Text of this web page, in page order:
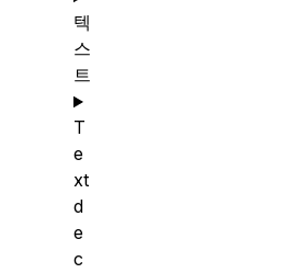
텍
스
트
T
e
xt
d
e
c